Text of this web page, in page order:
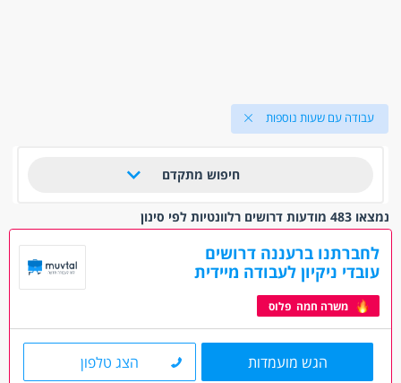
עבודה עם שעות נוספות
חיפוש מתקדם
נמצאו 483 מודעות דרושים רלוונטיות לפי סינון
לחברתנו ברעננה דרושים
עובדי ניקיון לעבודה מיידית
הגש מועמדות הצג טלפון